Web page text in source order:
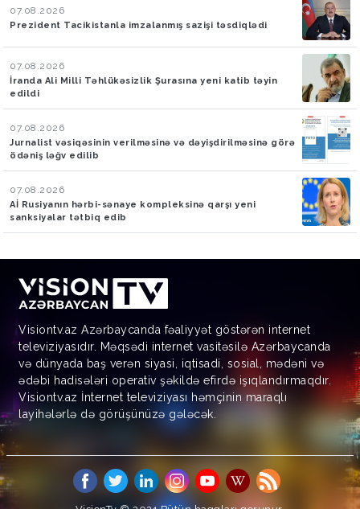
07.08.2026
Prezident Tacikistanla imzalanmış sazişi təsdiqlədi
07.08.2026
İranda Ali Milli Təhlükəsizlik Şurasına yeni katib təyin
edildi
07.08.2026
Jurnalist vəsiqəsinin verilməsinə və dəyişdirilməsinə görə
ödəniş ləğv edilib
07.08.2026
Aİ Rusiyanın hərbi-sənaye kompleksinə qarşı yeni
sanksiyalar tətbiq edib
Visiontv.az Azərbaycanda fəaliyyət göstərən internet
televiziyasıdır. Məqsədi internet vasitəsilə Azərbaycanda
və dünyada baş verən siyasi, iqtisadi, sosial, mədəni və
ədəbi hadisələri operativ şəkildə efirdə işıqlandırmaqdır.
Visiontv.az İnternet televiziyası həmçinin maraqlı
layihələrlə də görüşünüzə gələcək.